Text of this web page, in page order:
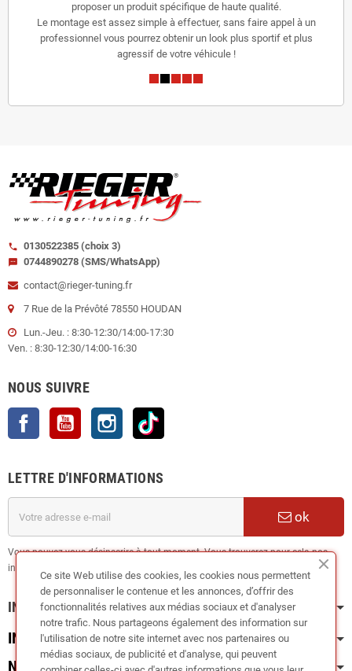
proposer un produit spécifique de haute qualité.
Le montage est assez simple à effectuer, sans faire appel à un
professionnel vous pourrez obtenir un look plus sportif et plus
agressif de votre véhicule !
call 0130522385 (choix 3)
sms
0744890278 (SMS/WhatsApp)
contact@rieger-tuning.fr
7 Rue de la Prévôté 78550 HOUDAN
Lun.-Jeu. : 8:30-12:30/14:00-17:30
Ven. : 8:30-12:30/14:00-16:30
NOUS SUIVRE
Facebook YouTube Instagram
LETTRE D'INFORMATIONS
ok
Vous pouvez vous désinscrire à tout moment. Vous trouverez pour cela nos
informations de contact dans les conditions d'utilisation du site.
INFORMATION
INFOS PRATIQUES
NOS CATÉGORIES
Ce site Web utilise des cookies, les cookies nous permettent
de personnaliser le contenue et les annonces, d’offrir des
fonctionnalités relatives aux médias sociaux et d'analyser
notre trafic. Nous partageons également des information sur
l'utilisation de notre site internet avec nos partenaires ou
médias sociaux, de publicité et d'analyse, qui peuvent